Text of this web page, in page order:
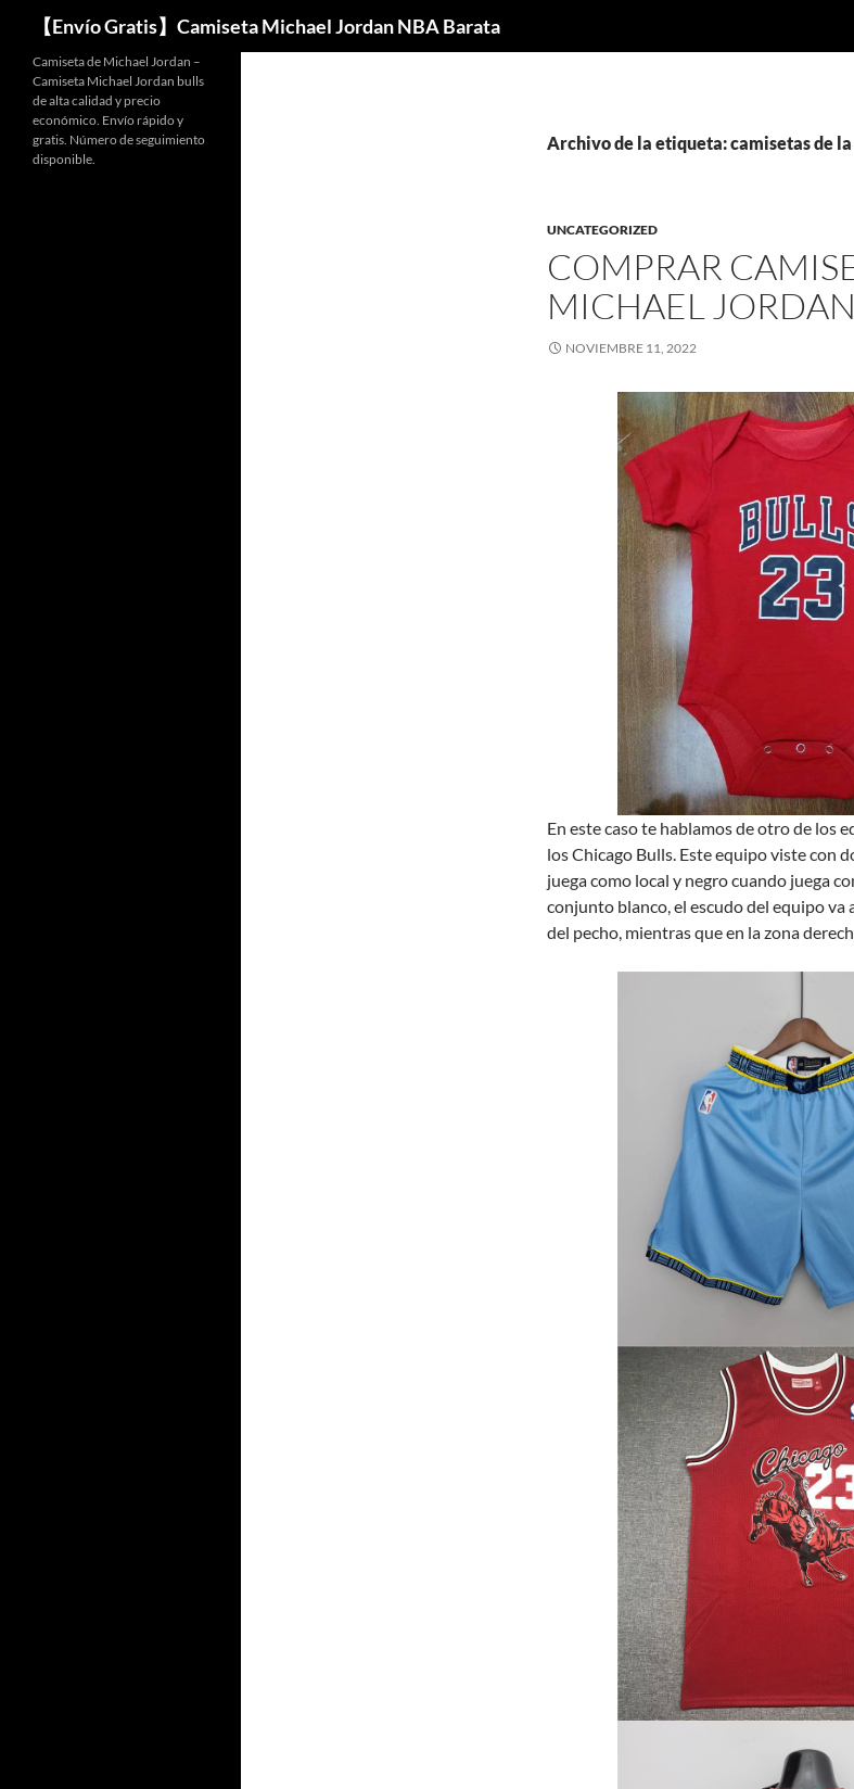
【Envío Gratis】Camiseta Michael Jordan NBA Barata
Buscar
Archivo de la etiqueta: camisetas de la
UNCATEGORIZED
COMPRAR
MICHAEL
NOVIEMBRE 11, 2022
En este caso te hablamos de otro de los
los Chicago Bulls. Este equipo viste con
juega como local y negro cuando juega
conjunto blanco, el escudo del equipo va
del pecho, mientras que en la zona
Camiseta de Michael Jordan –
Camiseta Michael Jordan bulls
de alta calidad y precio
económico. Envío rápido y
gratis. Número de seguimiento
disponible.